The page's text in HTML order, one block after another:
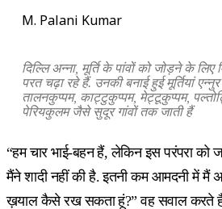
M. Palani Kumar
दिल्लि अन्ना, मूर्ति के पांवों को जोड़ने के
परत चढ़ा रहे हैं. उनकी बनाई हुई मूर्तियां
तालनकुप्पम, काट्टुकुप्पम, मेट्टूकुप्पम,
पेरियकुलम जैसे सुदूर गांवों तक जाती हैं
“हम चार भाई-बहन हैं, लेकिन इस परंपरा को
मैंने शादी नहीं की है. इतनी कम आमदनी में मैं
ख़याल कैसे रख सकता हूं?” वह सवाल करते हैं.